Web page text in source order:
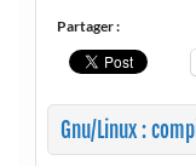
Partager :
Gnu/Linux :